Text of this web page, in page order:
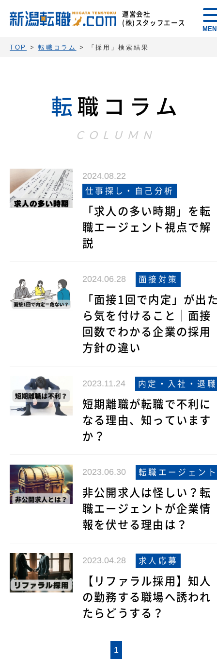
運営会社
(株)スタッフエース
TOP >転職コラム > 「採用」検索結果
転 職コラム
COLUMN
2024.08.22
仕事探し・自己分析
「求人の多い時期」を転
職エージェント視点で解
説
2024.06.28 面接対策
「面接1回で内定」が出
ら気を付けること｜面接
回数でわかる企業の採用
方針の違い
2023.11.24 内定・入社・退職
短期離職が転職で不利に
なる理由、知っています
か？
2023.06.30 転職エージェント
非公開求人は怪しい？転
職エージェントが企業情
報を伏せる理由は？
2023.04.28 求人応募
【リファラル採用】知人
の勤務する職場へ誘われ
たらどうする？
1